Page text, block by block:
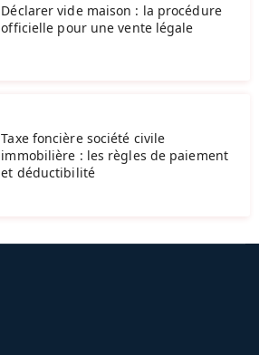
Déclarer vide maison : la procédure
officielle pour une vente légale
Taxe foncière société civile
immobilière : les règles de paiement
et déductibilité